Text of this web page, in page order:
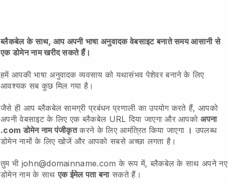
ब्लैकबेल के साथ, आप अपनी भाषा अनुवादक वेबसाइट बनाते समय आसानी से
एक डोमेन नाम खरीद सकते हैं।
हमें आपकी भाषा अनुवादक व्यवसाय को यथासंभव पेशेवर बनाने के लिए
आवश्यक सब कुछ मिल गया है।
जैसे ही आप ब्लैकबेल सामग्री प्रबंधन प्रणाली का उपयोग करते हैं, आपको
अपनी वेबसाइट के लिए एक ब्लैकबेल URL दिया जाएगा और आपकोअपना
.com डोमेन नाम पंजीकृतकरने के लिए आमंत्रित किया जाएगा । उपलब्ध
डोमेन नामों के लिए खोजें और आपको सबसे अच्छा लगता है।
तुम भी john@domainname.com के रूप में, ब्लैकबेल के साथ अपने नए
डोमेन नाम के साथएक ईमेल पता बनासकते हैं।